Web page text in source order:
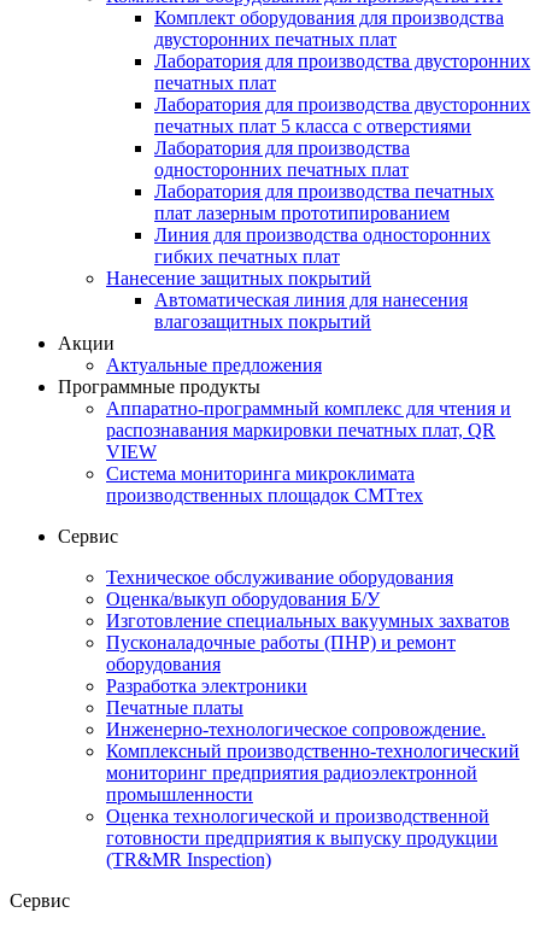
Комплект оборудования для производства
двусторонних печатных плат
Лаборатория для производства двусторонних
печатных плат
Лаборатория для производства двусторонних
печатных плат 5 класса с отверстиями
Лаборатория для производства
односторонних печатных плат
Лаборатория для производства печатных
плат лазерным прототипированием
Линия для производства односторонних
гибких печатных плат
Нанесение защитных покрытий
Автоматическая линия для нанесения
влагозащитных покрытий
Акции
Актуальные предложения
Программные продукты
Аппаратно-программный комплекс для чтения и
распознавания маркировки печатных плат, QR
VIEW
Система мониторинга микроклимата
производственных площадок СМТтех
Сервис
Техническое обслуживание оборудования
Оценка/выкуп оборудования Б/У
Изготовление специальных вакуумных захватов
Пусконаладочные работы (ПНР) и ремонт
оборудования
Разработка электроники
Печатные платы
Инженерно-технологическое сопровождение.
Комплексный производственно-технологический
мониторинг предприятия радиоэлектронной
промышленности
Оценка технологической и производственной
готовности предприятия к выпуску продукции
(TR&MR Inspection)
Сервис